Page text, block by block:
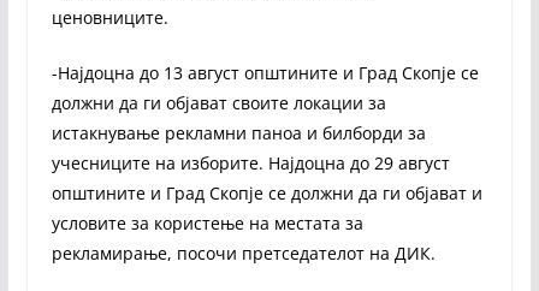
ценовниците.
-Најдоцна до 13 август општините и Град Скопје се
должни да ги објават своите локации за
истакнување рекламни паноа и билборди за
учесниците на изборите. Најдоцна до 29 август
општините и Град Скопје се должни да ги објават и
условите за користење на местата за
рекламирање, посочи претседателот на ДИК.